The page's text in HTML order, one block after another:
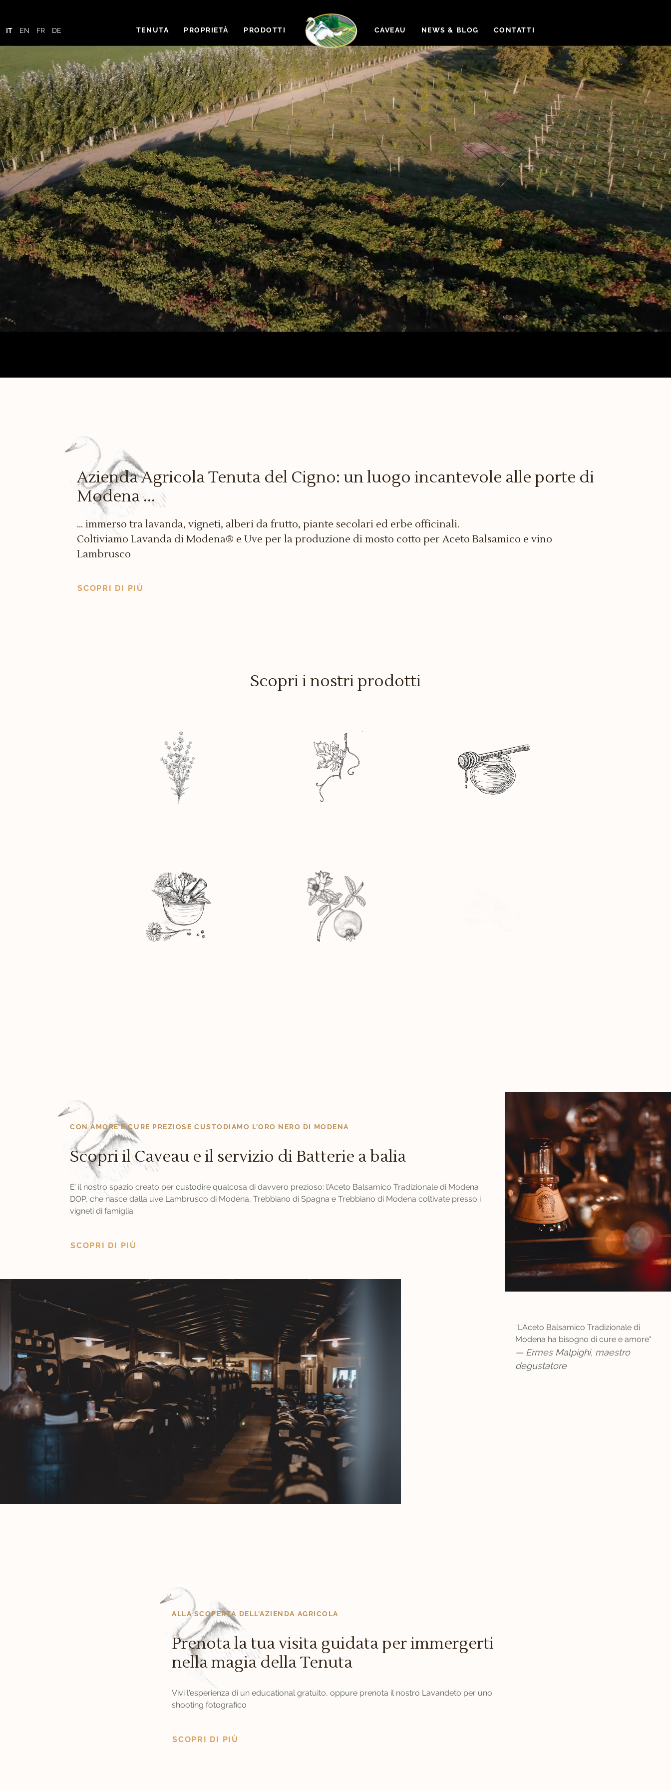
content
IT EN FR DE TENUTA PROPRIETÀ PRODOTTI HOME CAVEAU NEWS & BLOG CONTATTI
Azienda Agricola Tenuta del Cigno: un luogo incantevole alle porte di
Modena ...
... immerso tra lavanda, vigneti, alberi da frutto, piante secolari ed erbe officinali.
Coltiviamo Lavanda di Modena® e Uve per la produzione di mosto cotto per Aceto Balsamico e vino
Lambrusco
SCOPRI DI PIÙ
Scopri i nostri prodotti
CON AMORE E CURE PREZIOSE CUSTODIAMO L'ORO NERO DI MODENA
Scopri il Caveau e il servizio di Batterie a balia
E’ il nostro spazio creato per custodire qualcosa di davvero prezioso: l’Aceto Balsamico Tradizionale di Modena
DOP, che nasce dalla uve Lambrusco di Modena, Trebbiano di Spagna e Trebbiano di Modena coltivate presso i
vigneti di famiglia.
SCOPRI DI PIÙ
“L'Aceto Balsamico Tradizionale di
Modena ha bisogno di cure e amore"
— Ermes Malpighi, maestro
degustatore
ALLA SCOPERTA DELL'AZIENDA AGRICOLA
Prenota la tua visita guidata per immergerti
nella magia della Tenuta
Vivi l'esperienza di un educational gratuito, oppure prenota il nostro Lavandeto per uno
shooting fotografico
SCOPRI DI PIÙ